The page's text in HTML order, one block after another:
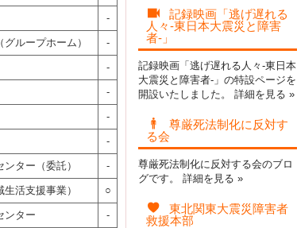
-
ループホーム） -
-
-
-
-
ター（委託） -
活支援事業） ○
ンター -
記録映画「逃げ遅れる
人々-東日本大震災と障害
者-」
記録映画「逃げ遅れる人々-東日本
大震災と障害者-」の特設ページを
開設いたしました。 詳細を見る »
尊厳死法制化に反対す
る会
尊厳死法制化に反対する会のブロ
グです。 詳細を見る »
東北関東大震災障害者
救援本部